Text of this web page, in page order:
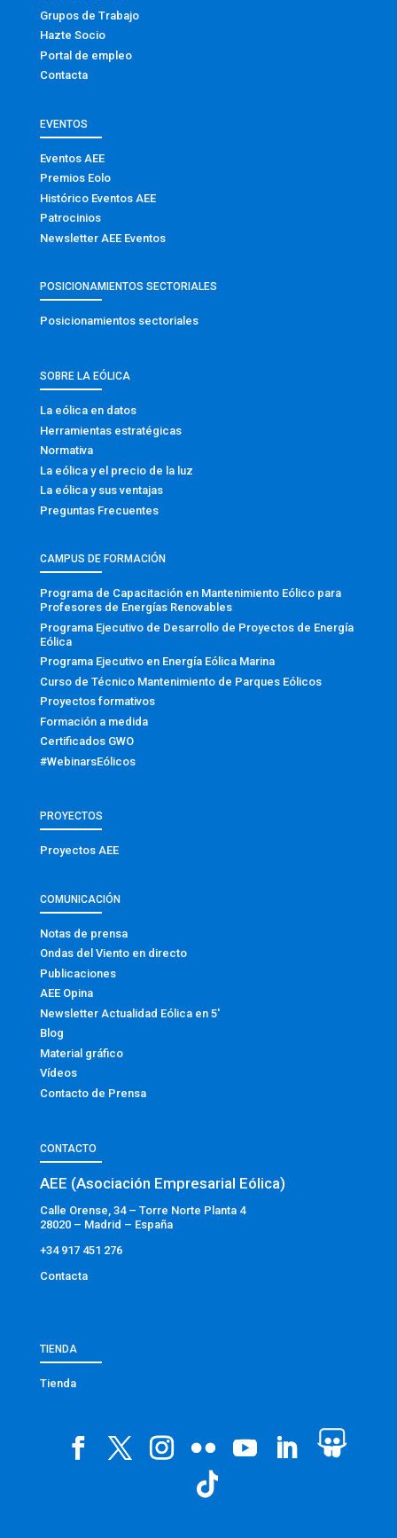
Grupos de Trabajo
Hazte Socio
Portal de empleo
Contacta
EVENTOS
Eventos AEE
Premios Eolo
Histórico Eventos AEE
Patrocinios
Newsletter AEE Eventos
POSICIONAMIENTOS SECTORIALES
Posicionamientos sectoriales
SOBRE LA EÓLICA
La eólica en datos
Herramientas estratégicas
Normativa
La eólica y el precio de la luz
La eólica y sus ventajas
Preguntas Frecuentes
CAMPUS DE FORMACIÓN
Programa de Capacitación en Mantenimiento Eólico para
Profesores de Energías Renovables
Programa Ejecutivo de Desarrollo de Proyectos de Energía
Eólica
Programa Ejecutivo en Energía Eólica Marina
Curso de Técnico Mantenimiento de Parques Eólicos
Proyectos formativos
Formación a medida
Certificados GWO
#WebinarsEólicos
PROYECTOS
Proyectos AEE
COMUNICACIÓN
Notas de prensa
Ondas del Viento en directo
Publicaciones
AEE Opina
Newsletter Actualidad Eólica en 5′
Blog
Material gráfico
Vídeos
Contacto de Prensa
CONTACTO
AEE (Asociación Empresarial Eólica)
Calle Orense, 34 – Torre Norte Planta 4
28020 – Madrid – España
+34 917 451 276
Contacta
TIENDA
Tienda